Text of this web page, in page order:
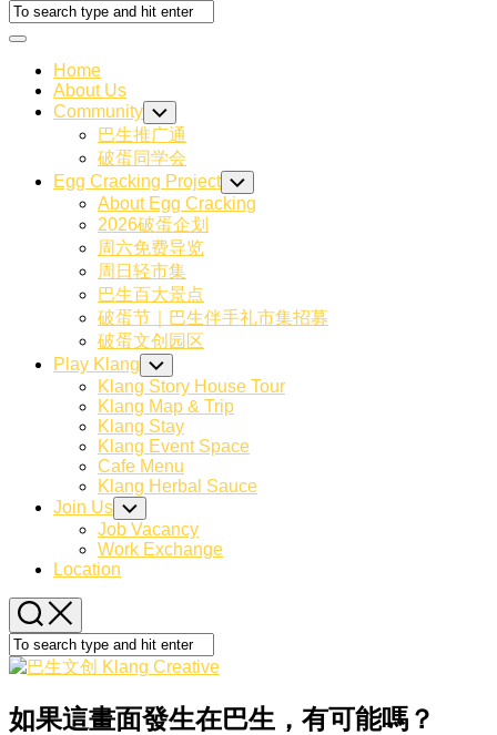
Expand
Home
About Us
Community Toggle
Child
Menu
巴生推广通
破蛋同学会
Egg Cracking Project Toggle
Child
Menu
About Egg Cracking
2026破蛋企划
周六免费导览
周日轻市集
巴生百大景点
破蛋节｜巴生伴手礼市集招募
破蛋文创园区
Play Klang Toggle
Child
Menu
Klang Story House Tour
Klang Map & Trip
Klang Stay
Klang Event Space
Cafe Menu
Klang Herbal Sauce
Join Us Toggle
Child
Menu
Job Vacancy
Work Exchange
Location
如果這畫面發生在巴生，有可能嗎？